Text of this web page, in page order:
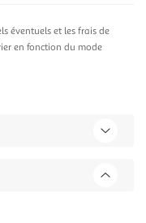
éventuels et les frais de
en fonction du mode